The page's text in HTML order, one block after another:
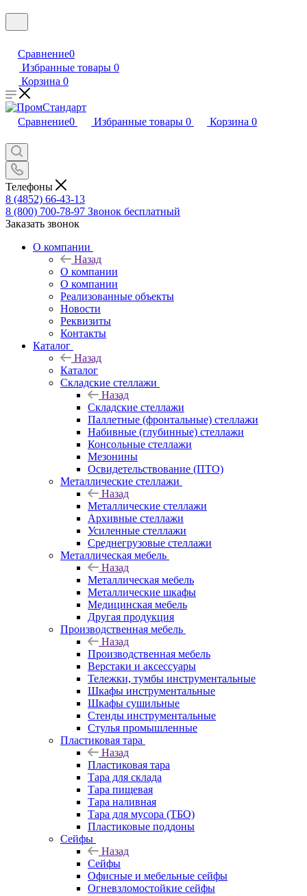
Сравнение0
Избранные товары 0
Корзина 0
Сравнение0 Избранные товары 0 Корзина 0
Телефоны
8 (4852) 66-43-13
8 (800) 700-78-97 Звонок бесплатный
Заказать звонок
О компании
Назад
О компании
О компании
Реализованные объекты
Новости
Реквизиты
Контакты
Каталог
Назад
Каталог
Складские стеллажи
Назад
Складские стеллажи
Паллетные (фронтальные) стеллажи
Набивные (глубинные) стеллажи
Консольные стеллажи
Мезонины
Освидетельствование (ПТО)
Металлические стеллажи
Назад
Металлические стеллажи
Архивные стеллажи
Усиленные стеллажи
Среднегрузовые стеллажи
Металлическая мебель
Назад
Металлическая мебель
Металлические шкафы
Медицинская мебель
Другая продукция
Производственная мебель
Назад
Производственная мебель
Верстаки и аксессуары
Тележки, тумбы инструментальные
Шкафы инструментальные
Шкафы сушильные
Стенды инструментальные
Cтулья промышленные
Пластиковая тара
Назад
Пластиковая тара
Тара для склада
Тара пищевая
Тара наливная
Тара для мусора (ТБО)
Пластиковые поддоны
Сейфы
Назад
Сейфы
Офисные и мебельные сейфы
Огневзломостойкие сейфы